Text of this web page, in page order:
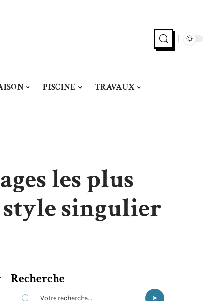
PISCINE TRAVAUX
les plus
singulier
Recherche